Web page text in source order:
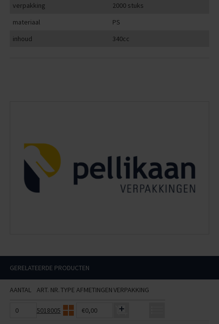
verpakking
2000 stuks
materiaal
PS
inhoud
340cc
GERELATEERDE PRODUCTEN
AANTAL ART. NR.TYPE AFMETINGENVERPAKKING
5018005 €0,00